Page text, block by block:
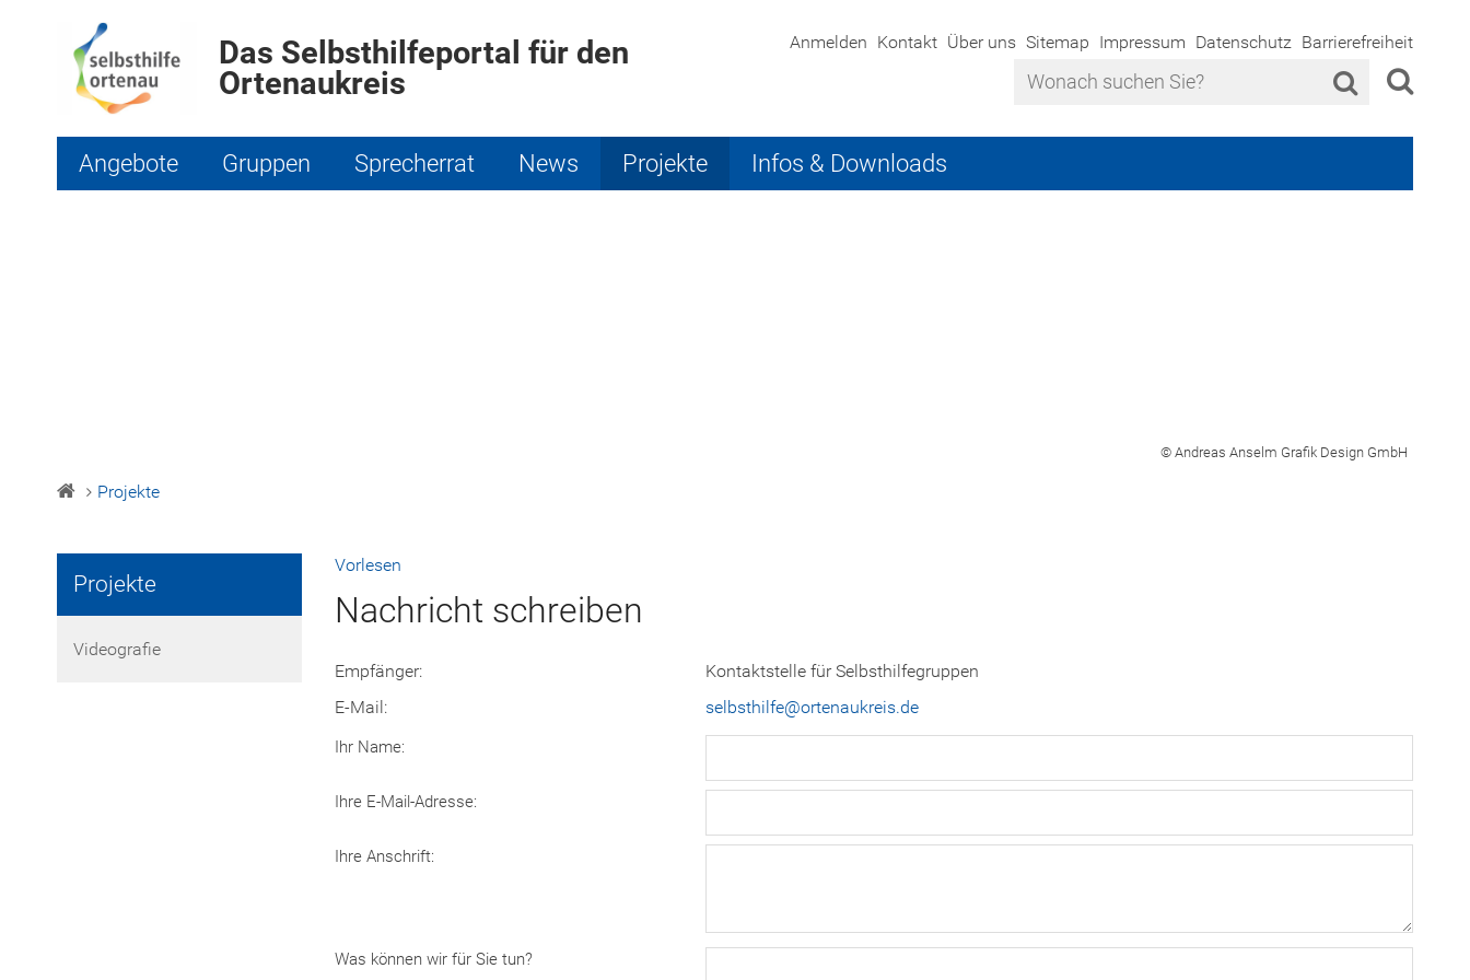
Das Selbsthilfeportal für den
Ortenaukreis
Anmelden Kontakt Über uns Sitemap Impressum Datenschutz Barrierefreiheit
Angebote Gruppen Sprecherrat News Projekte Infos & Downloads
© Andreas Anselm Grafik Design GmbH
Projekte
Projekte
Videografie
Vorlesen
Nachricht schreiben
Empfänger:
Kontaktstelle für Selbsthilfegruppen
E-Mail:
selbsthilfe@ortenaukreis.de
Ihr Name:
Ihre E-Mail-Adresse:
Ihre Anschrift:
Was können wir für Sie tun?